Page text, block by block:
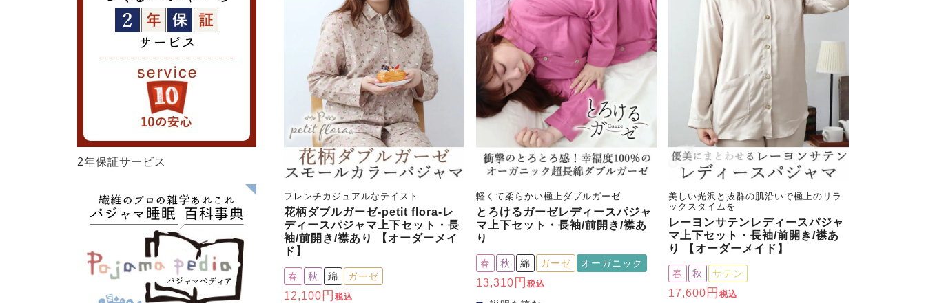
2年保証サービス
フレンチカジュアルなテイスト
花柄ダブルガーゼ-petit flora-レ
ディースパジャマ上下セット・長
袖/前開き/襟あり 【オーダーメイ
ド】
春 秋 綿 ガーゼ
12,100 税込
軽くて柔らかい極上ダブルガーゼ
とろけるガーゼレディースパジャ
マ上下セット・長袖/前開き/襟あ
り
春 秋 綿 ガーゼ オーガニック
13,310 税込
美しい光沢と抜群の肌沿いで極上のリラ
ックスタイムを
レーヨンサテンレディースパジャ
マ上下セット・長袖/前開き/襟あ
り 【オーダーメイド】
春 秋 サテン
17,600 税込